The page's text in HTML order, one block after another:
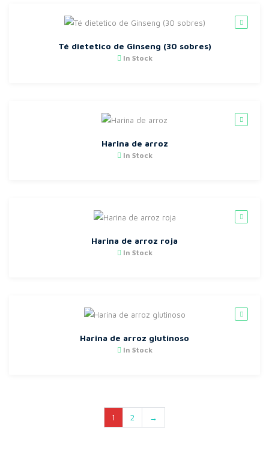
Té dietetico de Ginseng (30 sobres)
In Stock
Harina de arroz
In Stock
Harina de arroz roja
In Stock
Harina de arroz glutinoso
In Stock
1 2 →